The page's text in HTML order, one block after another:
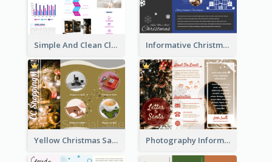
Simple And Clean Clinic Brochure Design Ideas Informative Christmas Brochure With Graphics And Photos
Yellow Christmas Sale Brochure With Images Of Products Photography Informative Christmas Event Brochure